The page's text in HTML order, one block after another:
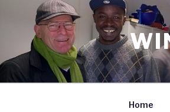
springen
Home